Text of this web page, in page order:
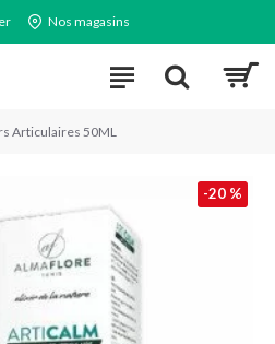
Nos magasins
Articulaires 50ML
-20 %